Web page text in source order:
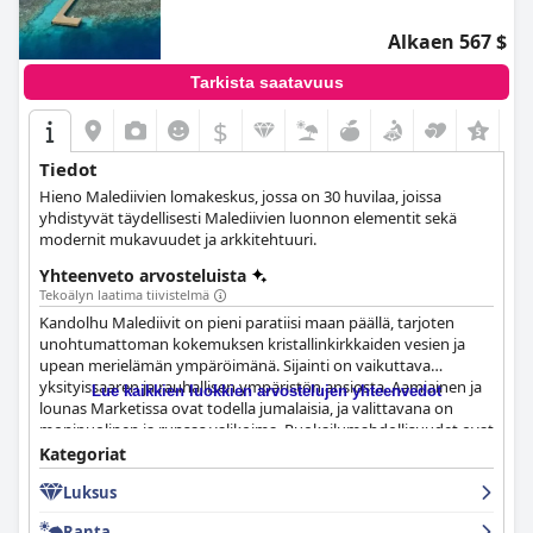
Alkaen 567 $
Tarkista saatavuus
$
Tiedot
Hieno Malediivien lomakeskus, jossa on 30 huvilaa, joissa
yhdistyvät täydellisesti Malediivien luonnon elementit sekä
modernit mukavuudet ja arkkitehtuuri.
Yhteenveto arvosteluista
Tekoälyn laatima tiivistelmä
Kandolhu Malediivit on pieni paratiisi maan päällä, tarjoten
unohtumattoman kokemuksen kristallinkirkkaiden vesien ja
upean merielämän ympäröimänä. Sijainti on vaikuttava
yksityissaaren ja rauhallisen ympäristön ansiosta. Aamiainen ja
lounas Marketissa ovat todella jumalaisia, ja valittavana on
monipuolinen ja runsas valikoima. Ruokailumahdollisuudet ovat
poikkeukselliset, sillä valittavana on viisi ravintolaa ja laaja
valikoima kansainvälisiä keittiöitä. Huoneet ovat fantastisia ja
erittäin siistejä, ja niistä on upeat merinäkymät sekä hyvin
Lue kaikkien luokkien arvostelujen yhteenvedot
Kategoriat
Luksus